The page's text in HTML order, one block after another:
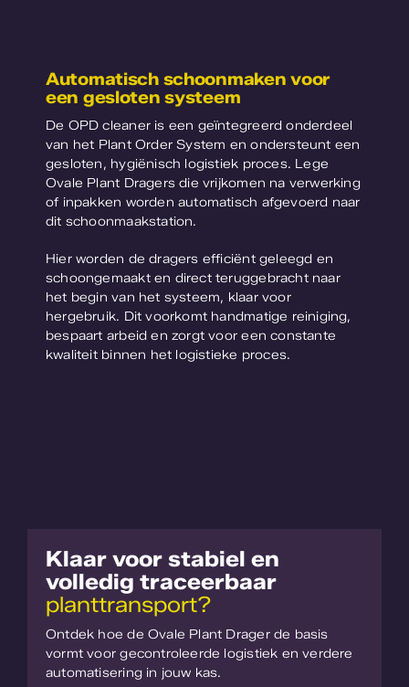
Automatisch schoonmaken voor
een gesloten systeem
De OPD cleaner is een geïntegreerd onderdeel
van het Plant Order System en ondersteunt een
gesloten, hygiënisch logistiek proces. Lege
Ovale Plant Dragers die vrijkomen na verwerking
of inpakken worden automatisch afgevoerd naar
dit schoonmaakstation.
Hier worden de dragers efficiënt geleegd en
schoongemaakt en direct teruggebracht naar
het begin van het systeem, klaar voor
hergebruik. Dit voorkomt handmatige reiniging,
bespaart arbeid en zorgt voor een constante
kwaliteit binnen het logistieke proces.
Klaar voor stabiel en
volledig traceerbaar
planttransport?
Ontdek hoe de Ovale Plant Drager de basis
vormt voor gecontroleerde logistiek en verdere
automatisering in jouw kas.